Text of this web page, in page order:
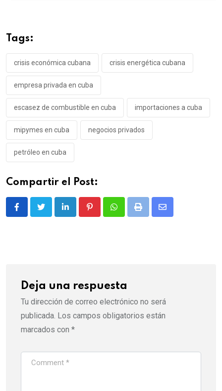
Tags:
crisis económica cubana crisis energética cubana
empresa privada en cuba
escasez de combustible en cuba importaciones a cuba
mipymes en cuba negocios privados
petróleo en cuba
Compartir el Post:
LinkedIn PinterestWhatsappPrint
Share
Deja una respuesta
Tu dirección de correo electrónico no será
publicada. Los campos obligatorios están
marcados con *